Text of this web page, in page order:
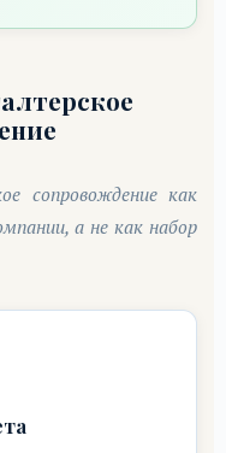
сопровождение как
а не как набор